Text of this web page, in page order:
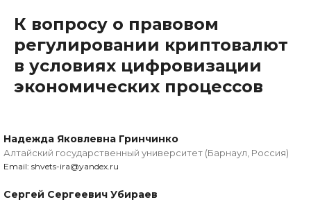
К вопросу о правовом
регулировании криптовалют
в условиях цифровизации
экономических процессов
Надежда Яковлевна Гринчинко
Алтайский государственный университет (Барнаул, Россия)
Email: shvets-ira@yandex.ru
Сергей Сергеевич Убираев